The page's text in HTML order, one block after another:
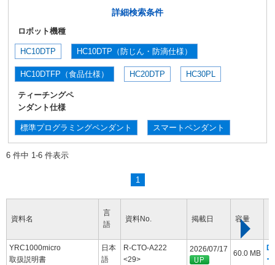
詳細検索条件
ロボット機種
HC10DTP HC10DTP（防じん・防滴仕様）
HC10DTFP（食品仕様） HC20DTP HC30PL
ティーチングペ
ンダント仕様
標準プログラミングペンダント スマートペンダント
6 件中 1-6 件表示
1
資料名
言
語
資料No. 掲載日 容量
YRC1000micro
取扱説明書
日本
語
R-CTO-A222
<29>
2026/07/17 60.0 MB